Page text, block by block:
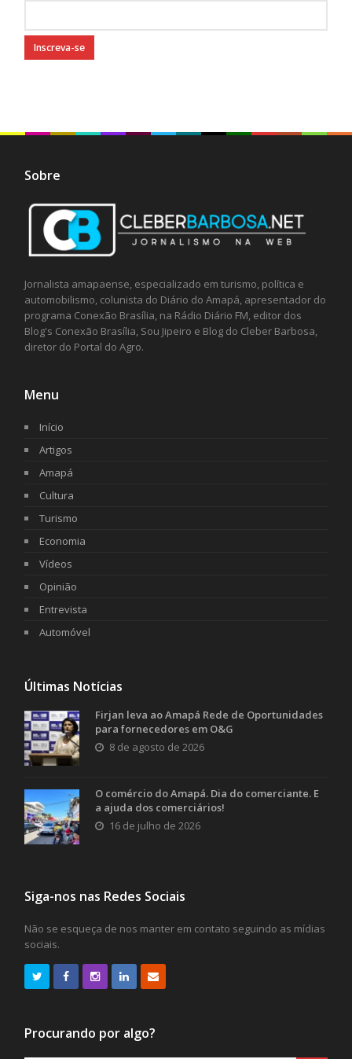
Sobre
Jornalista amapaense, especializado em turismo, política e
automobilismo, colunista do Diário do Amapá, apresentador do
programa Conexão Brasília, na Rádio Diário FM, editor dos
Blog's Conexão Brasília, Sou Jipeiro e Blog do Cleber Barbosa,
diretor do Portal do Agro.
Menu
Início
Artigos
Amapá
Cultura
Turismo
Economia
Vídeos
Opinião
Entrevista
Automóvel
Últimas Notícias
Firjan leva ao Amapá Rede de Oportunidades
para fornecedores em O&G
8 de agosto de 2026
O comércio do Amapá. Dia do comerciante. E
a ajuda dos comerciários!
16 de julho de 2026
Siga-nos nas Redes Sociais
Não se esqueça de nos manter em contato seguindo as mídias
sociais.
Procurando por algo?